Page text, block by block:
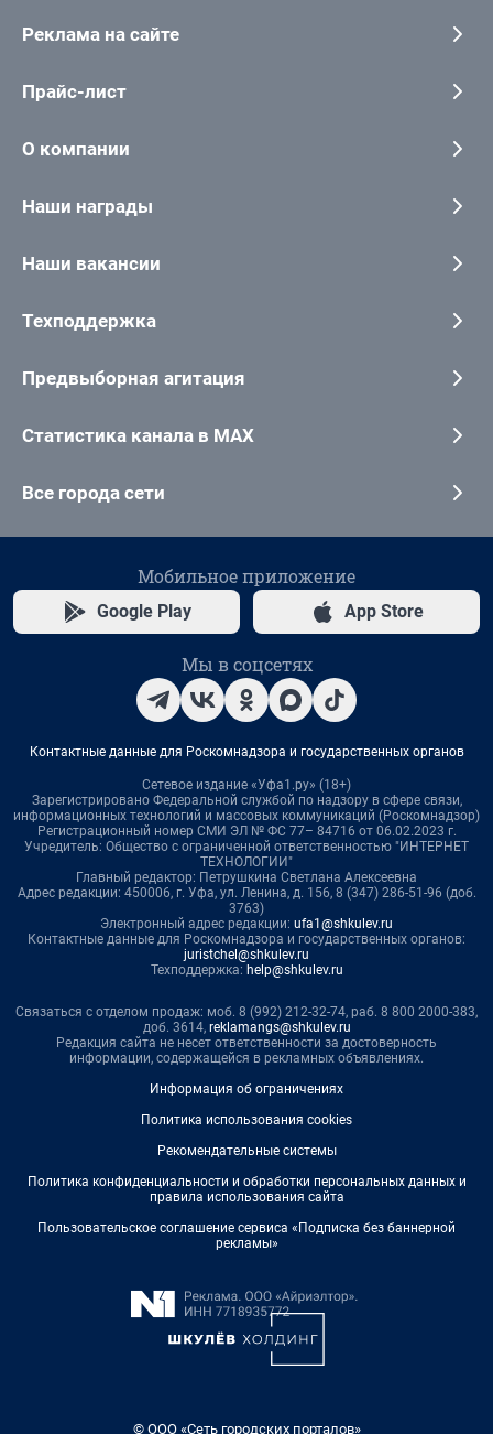
Реклама на сайте
Прайс-лист
О компании
Наши награды
Наши вакансии
Техподдержка
Предвыборная агитация
Статистика канала в MAX
Все города сети
Мобильное приложение
Google Play App Store
Мы в соцсетях
Контактные данные для Роскомнадзора и государственных органов
Сетевое издание «Уфа1.ру» (18+)
Зарегистрировано Федеральной службой по надзору в сфере связи,
информационных технологий и массовых коммуникаций (Роскомнадзор)
Регистрационный номер СМИ ЭЛ № ФС 77– 84716 от 06.02.2023 г.
Учредитель: Общество с ограниченной ответственностью "ИНТЕРНЕТ
ТЕХНОЛОГИИ"
Главный редактор: Петрушкина Светлана Алексеевна
Адрес редакции: 450006, г. Уфа, ул. Ленина, д. 156, 8 (347) 286-51-96 (доб.
3763)
Электронный адрес редакции: ufa1@shkulev.ru
Контактные данные для Роскомнадзора и государственных органов:
juristchel@shkulev.ru
Техподдержка: help@shkulev.ru
Связаться с отделом продаж: моб. 8 (992) 212-32-74, раб. 8 800 2000-383,
доб. 3614, reklamangs@shkulev.ru
Редакция сайта не несет ответственности за достоверность
информации, содержащейся в рекламных объявлениях.
Информация об ограничениях
Политика использования cookies
Рекомендательные системы
Политика конфиденциальности и обработки персональных данных и
правила использования сайта
Пользовательское соглашение сервиса «Подписка без баннерной
рекламы»
© ООО «Сеть городских порталов»